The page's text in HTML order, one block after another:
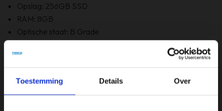
Toestemming Details Over
Opslag: 256GB SSD
RAM: 8GB
Optische staat: B Grade
6 maanden garantie!